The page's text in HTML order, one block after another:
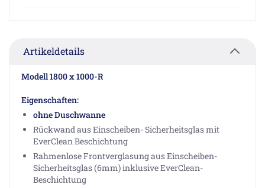
Artikeldetails
Modell 1800 x 1000-R
Eigenschaften:
ohne Duschwanne
Rückwand aus Einscheiben- Sicherheitsglas mit
EverClean Beschichtung
Rahmenlose Frontverglasung aus Einscheiben-
Sicherheitsglas (6mm) inklusive EverClean-
Beschichtung